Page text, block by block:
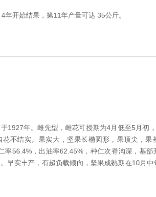
年开始结果，第11年产量可达 35公斤。
1927年。雌先型，雌花可授期为4月低至5月初
花不结实。果实大，坚果长椭圆形，果顶尖，果
率56.4%，出油率62.45%，种仁次脊沟深，基部
早实丰产，有超负载倾向，坚果成熟期在10月中